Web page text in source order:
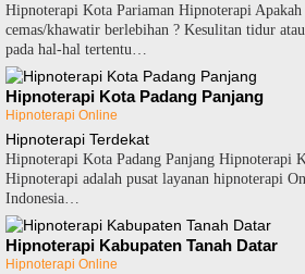
Hipnoterapi Kota Pariaman Hipnoterapi Apakah
cemas/khawatir berlebihan ? Kesulitan tidur
pada hal-hal tertentu…
Hipnoterapi Kota Padang Panjang
Hipnoterapi Online
Hipnoterapi Terdekat
Hipnoterapi Kota Padang Panjang Hipnoterapi
Hipnoterapi adalah pusat layanan hipnoterapi
Indonesia…
Hipnoterapi Kabupaten Tanah Datar
Hipnoterapi Online